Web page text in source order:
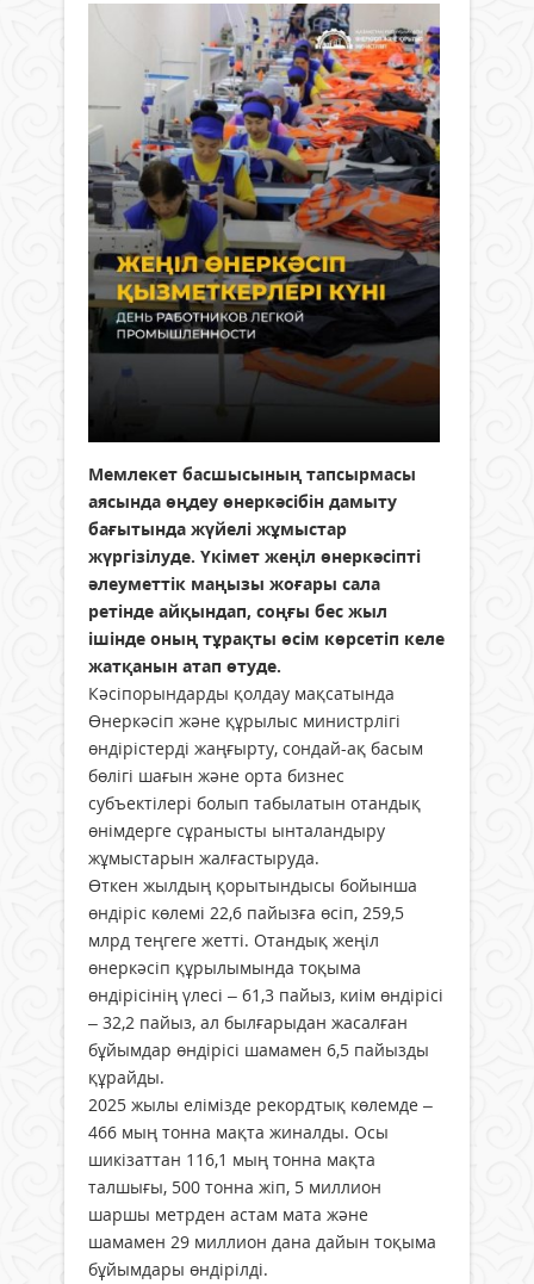
Мемлекет басшысының тапсырмасы
аясында өңдеу өнеркәсібін дамыту
бағытында жүйелі жұмыстар
жүргізілуде. Үкімет жеңіл өнеркәсіпті
әлеуметтік маңызы жоғары сала
ретінде айқындап, соңғы бес жыл
ішінде оның тұрақты өсім көрсетіп келе
жатқанын атап өтуде.
Кәсіпорындарды қолдау мақсатында
Өнеркәсіп және құрылыс министрлігі
өндірістерді жаңғырту, сондай-ақ басым
бөлігі шағын және орта бизнес
субъектілері болып табылатын отандық
өнімдерге сұранысты ынталандыру
жұмыстарын жалғастыруда.
Өткен жылдың қорытындысы бойынша
өндіріс көлемі 22,6 пайызға өсіп, 259,5
млрд теңгеге жетті. Отандық жеңіл
өнеркәсіп құрылымында тоқыма
өндірісінің үлесі – 61,3 пайыз, киім өндірісі
– 32,2 пайыз, ал былғарыдан жасалған
бұйымдар өндірісі шамамен 6,5 пайызды
құрайды.
2025 жылы елімізде рекордтық көлемде –
466 мың тонна мақта жиналды. Осы
шикізаттан 116,1 мың тонна мақта
талшығы, 500 тонна жіп, 5 миллион
шаршы метрден астам мата және
шамамен 29 миллион дана дайын тоқыма
бұйымдары өндірілді.